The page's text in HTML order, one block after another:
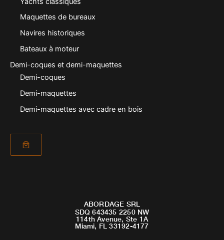
Maquettes de bureaux
Navires historiques
Bateaux à moteur
Demi-coques et demi-maquettes
Demi-coques
Demi-maquettes
Demi-maquettes avec cadre en bois
ABORDAGE SRL
SDQ 643435 2250 NW
114th Avenue, Ste 1A
Miami, FL 33192-4177